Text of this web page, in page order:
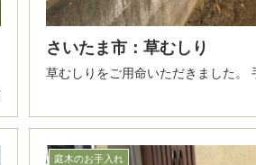
さいたま市：草むしり
庭木のお手入れ